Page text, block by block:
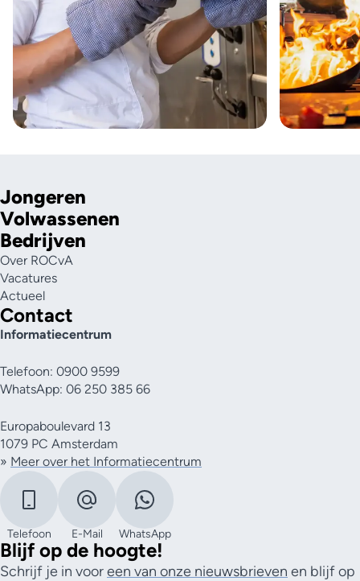
Jongeren
Volwassenen
Bedrijven
Over ROCvA
Vacatures
Actueel
Contact
Informatiecentrum
Telefoon: 0900 9599
WhatsApp: 06 250 385 66
Europaboulevard 13
1079 PC Amsterdam
» Meer over het Informatiecentrum
Telefoon E-Mail WhatsApp
Blijf op de hoogte!
Schrijf je in vooreen van onze nieuwsbrieven en blijf op